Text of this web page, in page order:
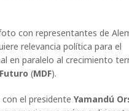
con representantes de
relevancia política para el
en paralelo al crecimiento
(MDF).
con el presidenteYamandú